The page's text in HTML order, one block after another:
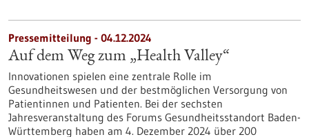
Pressemitteilung - 04.12.2024
Auf dem Weg zum „Health Valley“
Innovationen spielen eine zentrale Rolle im
Gesundheitswesen und der bestmöglichen Versorgung von
Patientinnen und Patienten. Bei der sechsten
Jahresveranstaltung des Forums Gesundheitsstandort Baden-
Württemberg haben am 4. Dezember 2024 über 200